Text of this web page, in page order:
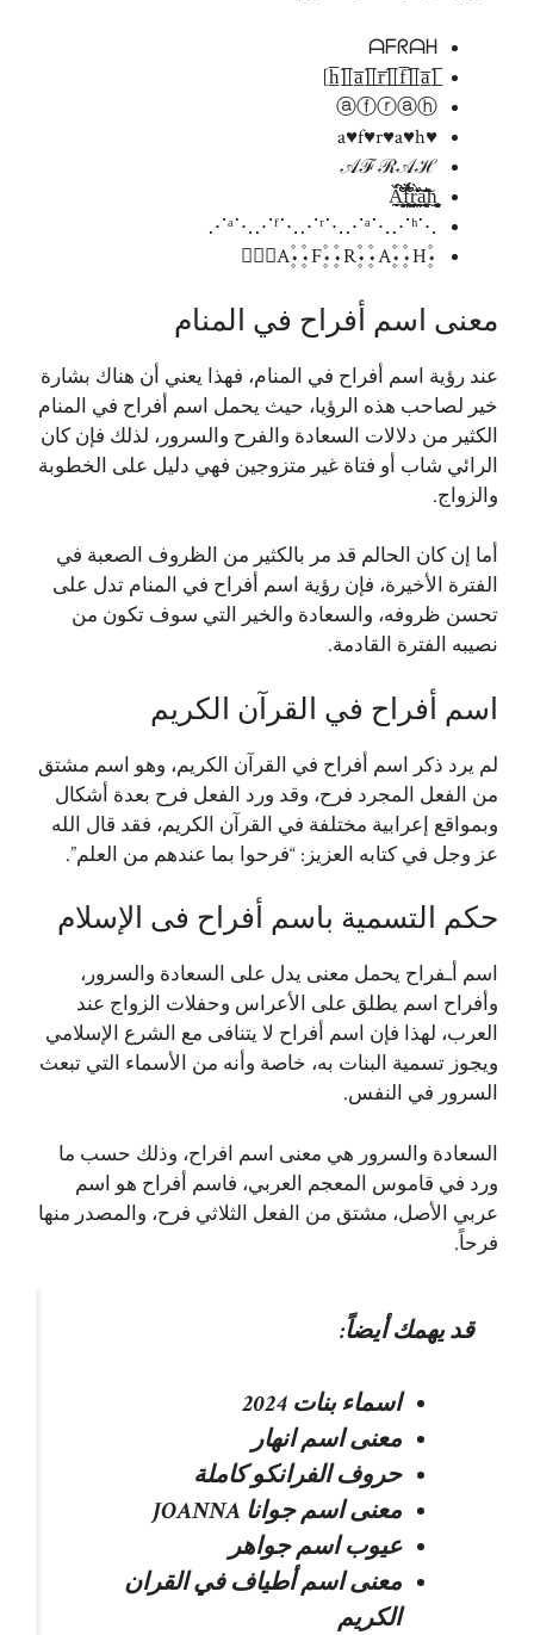
ᗩᖴᖇᗩᕼ
[̲̅a̲̅][̲̅f̲̅][̲̅r̲̅][̲̅a̲̅][̲̅h̲̅]
ⓐⓕⓡⓐⓗ
♥a♥f♥r♥a♥h
𝒜ℱℛ𝒜ℋ
⋰ᵃ⋱⋰ᶠ⋱⋰ʳ⋱⋰ᵃ⋱⋰ʰ⋱
۰۪۫A۪۫۰۰۪۫F۪۫۰۰۪۫R۪۫۰۰۪۫A۪۫۰۰۪۫H۪۫۰
معنى اسم أفراح في المنام
عند رؤية اسم أفراح في المنام، فهذا يعني أن هناك بشارة
خير لصاحب هذه الرؤيا، حيث يحمل اسم أفراح في المنام
الكثير من دلالات السعادة والفرح والسرور، لذلك فإن كان
الرائي شاب أو فتاة غير متزوجين فهي دليل على الخطوبة
والزواج.
أما إن كان الحالم قد مر بالكثير من الظروف الصعبة في
الفترة الأخيرة، فإن رؤية اسم أفراح في المنام تدل على
تحسن ظروفه، والسعادة والخير التي سوف تكون من
نصيبه الفترة القادمة.
اسم أفراح في القرآن الكريم
لم يرد ذكر اسم أفراح في القرآن الكريم، وهو اسم مشتق
من الفعل المجرد فرح، وقد ورد الفعل فرح بعدة أشكال
وبمواقع إعرابية مختلفة في القرآن الكريم، فقد قال الله
عز وجل في كتابه العزيز: “فرحوا بما عندهم من العلم”.
حكم التسمية باسم أفراح فى الإسلام
اسم أـفراح يحمل معنى يدل على السعادة والسرور،
وأفراح اسم يطلق على الأعراس وحفلات الزواج عند
العرب، لهذا فإن اسم أفراح لا يتنافى مع الشرع الإسلامي
ويجوز تسمية البنات به، خاصة وأنه من الأسماء التي تبعث
السرور في النفس.
السعادة والسرور هي معنى اسم افراح، وذلك حسب ما
ورد في قاموس المعجم العربي، فاسم أفراح هو اسم
عربي الأصل، مشتق من الفعل الثلاثي فرح، والمصدر منها
فرحاً.
قد يهمك أيضاً:
اسماء بنات 2024
معنى اسم انهار
حروف الفرانكو كاملة
معنى اسم جوانا JOANNA
عيوب اسم جواهر
معنى اسم أطياف في القران
الكريم